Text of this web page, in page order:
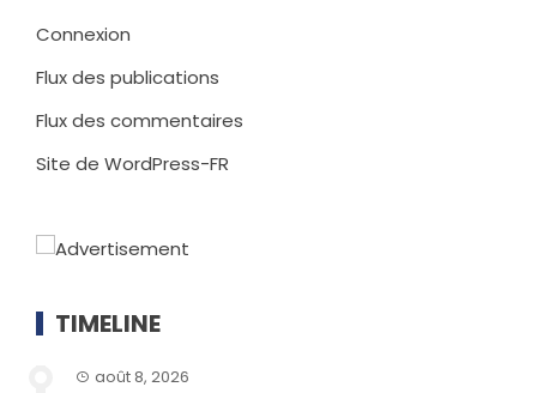
Connexion
Flux des publications
Flux des commentaires
Site de WordPress-FR
TIMELINE
août 8, 2026